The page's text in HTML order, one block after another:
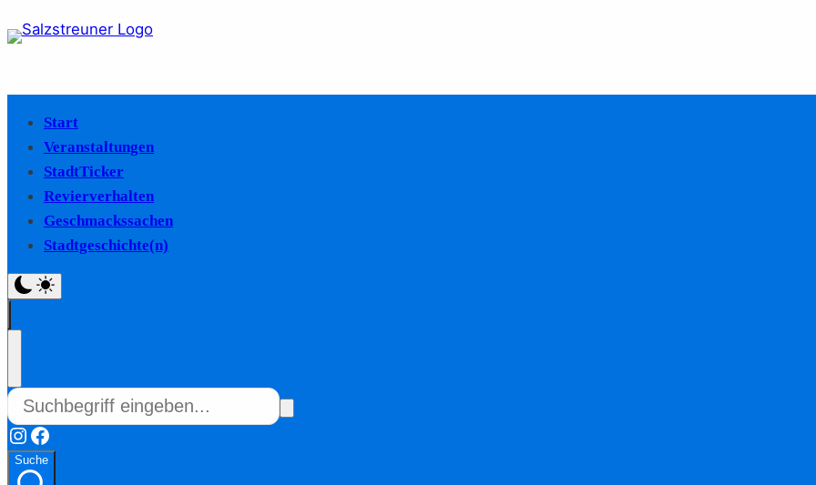
Start
Veranstaltungen
StadtTicker
Revierverhalten
Geschmackssachen
Stadtgeschichte(n)
Instagram
Facebook
Suche